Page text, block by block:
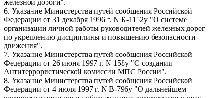
железной дороги".
6. Указание Министерства путей сообщения Российской
Федерации от 31 декабря 1996 г. N К-1152у "О системе
организации личной работы руководителей железных дорог
по укреплению дисциплины и повышению безопасности
движения".
7. Указание Министерства путей сообщения Российской
Федерации от 26 июня 1997 г. N 158у "О создании
Антитеррористической комиссии МПС России".
8. Указание Министерства путей сообщения Российской
Федерации от 4 июля 1997 г. N В-796у "О дальнейшем